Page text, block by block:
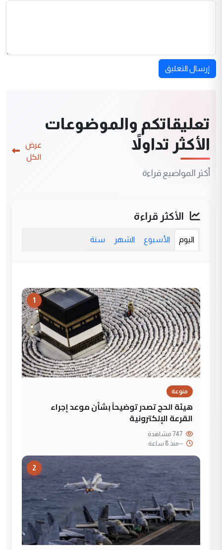
إرسال التعليق
تعليقاتكم والموضوعات
الأكثر تداولاً
أكثر المواضيع قراءة
عرض
الكل
الأكثر قراءة
اليوم الأسبوع الشهر سنة
1
منوعة
هيئة الحج تصدر توضيحاً بشأن موعد إجراء
القرعة الإلكترونية
--منذ 8 ساعة
2